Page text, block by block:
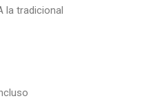
la tradicional